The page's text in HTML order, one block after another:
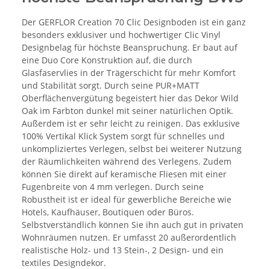
Der GERFLOR Creation 70 Clic Designboden ist ein ganz
besonders exklusiver und hochwertiger Clic Vinyl
Designbelag für höchste Beanspruchung. Er baut auf
eine Duo Core Konstruktion auf, die durch
Glasfaservlies in der Trägerschicht für mehr Komfort
und Stabilität sorgt. Durch seine PUR+MATT
Oberflächenvergütung begeistert hier das Dekor Wild
Oak im Farbton dunkel mit seiner natürlichen Optik.
Außerdem ist er sehr leicht zu reinigen. Das exklusive
100% Vertikal Klick System sorgt für schnelles und
unkompliziertes Verlegen, selbst bei weiterer Nutzung
der Räumlichkeiten während des Verlegens. Zudem
können Sie direkt auf keramische Fliesen mit einer
Fugenbreite von 4 mm verlegen. Durch seine
Robustheit ist er ideal für gewerbliche Bereiche wie
Hotels, Kaufhäuser, Boutiquen oder Büros.
Selbstverständlich können Sie ihn auch gut in privaten
Wohnräumen nutzen. Er umfasst 20 außerordentlich
realistische Holz- und 13 Stein-, 2 Design- und ein
textiles Designdekor.